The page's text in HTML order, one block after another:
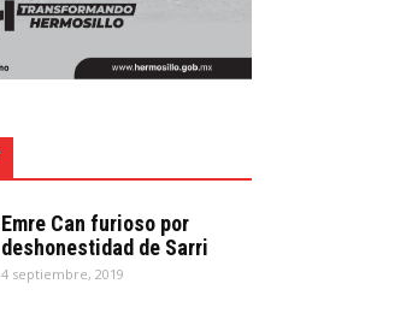
Emre Can furioso por
deshonestidad de Sarri
4 septiembre, 2019